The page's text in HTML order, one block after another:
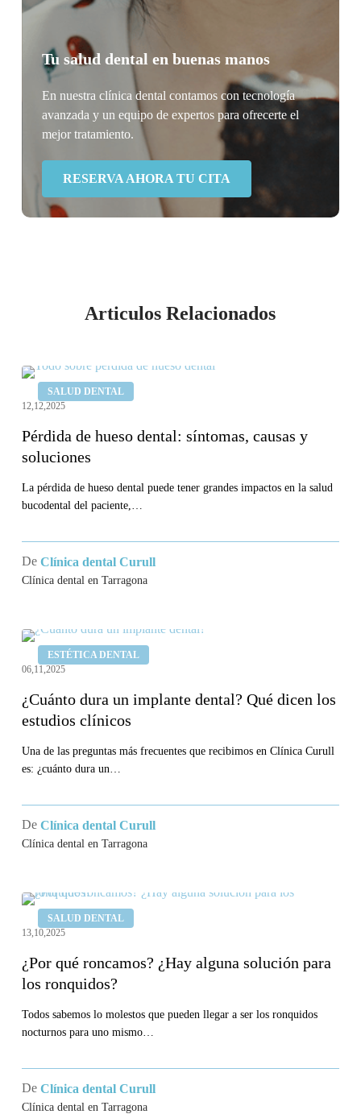
Tu salud dental en buenas manos
En nuestra clínica dental contamos con tecnología
avanzada y un equipo de expertos para ofrecerte el
mejor tratamiento.
RESERVA AHORA TU CITA
Articulos Relacionados
SALUD DENTAL
Pérdida
dental:
síntomas,
causas
y
12,12,2025
Pérdida de hueso dental: síntomas, causas y
soluciones
La pérdida de hueso dental puede tener grandes impactos en la salud
bucodental del paciente,…
De Clínica dental Curull
Clínica dental en Tarragona
ESTÉTICA DENTAL
¿Cuánto
dura
implante
dental?
Qué
dicen
estudios
clínicos
06,11,2025
¿Cuánto dura un implante dental? Qué dicen los
estudios clínicos
Una de las preguntas más frecuentes que recibimos en Clínica Curull
es: ¿cuánto dura un…
De Clínica dental Curull
Clínica dental en Tarragona
SALUD DENTAL
¿Por
qué
¿Hay
alguna
solución
para
ronquidos?
13,10,2025
¿Por qué roncamos? ¿Hay alguna solución para
los ronquidos?
Todos sabemos lo molestos que pueden llegar a ser los ronquidos
nocturnos para uno mismo…
De Clínica dental Curull
Clínica dental en Tarragona